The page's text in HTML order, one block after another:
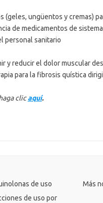
(geles, ungüentos y cremas)
de medicamentos de
personal sanitario
y reducir el dolor muscular
para la fibrosis quística
clic aquí.
de uso
de uso por
Más